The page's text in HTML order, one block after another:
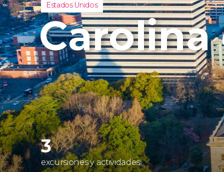
Reino
Turquía
Estados Unidos
Carolina
3
excursiones y actividades